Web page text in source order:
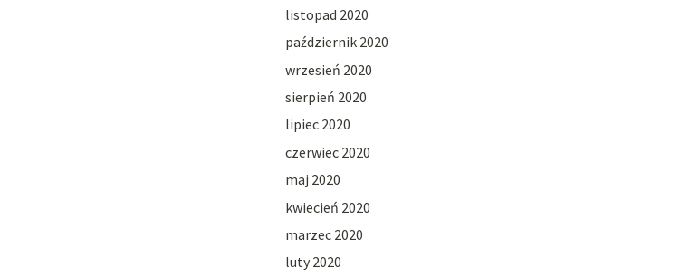
listopad 2020
październik 2020
wrzesień 2020
sierpień 2020
lipiec 2020
czerwiec 2020
maj 2020
kwiecień 2020
marzec 2020
luty 2020